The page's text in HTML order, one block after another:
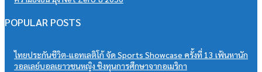
POPULAR POSTS
ไทยประกันชีวิต-แอทเลติโก้ จัด Sports Showcase ครั้งที่ 13 เฟ้นหานัก
วอลเลย์บอลเยาวชนหญิง ชิงทุนการศึกษาจากอเมริกา